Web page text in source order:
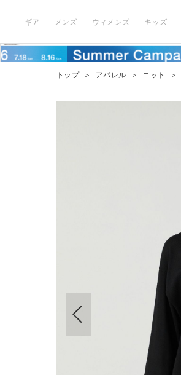
ギア メンズ ウィメンズ キッズ
トップ ＞ アパレル ＞ ニット ＞